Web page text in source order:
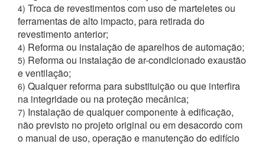
4) Troca de revestimentos com uso de marteletes ou
ferramentas de alto impacto, para retirada do
revestimento anterior;
4) Reforma ou instalação de aparelhos de automação;
5) Reforma ou instalação de ar-condicionado exaustão
e ventilação;
6) Qualquer reforma para substituição ou que interfira
na integridade ou na proteção mecânica;
7) Instalação de qualquer componente à edificação,
não previsto no projeto original ou em desacordo com
o manual de uso, operação e manutenção do edifício